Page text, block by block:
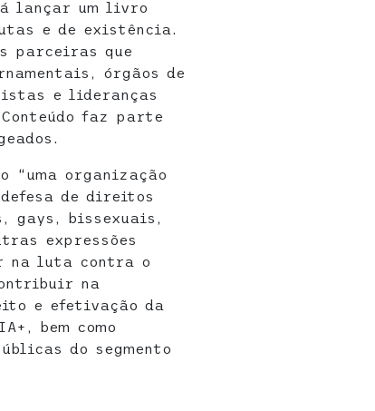
lançar um livro
e de existência.
parceiras que
órgãos de
e lideranças
faz parte
“uma organização
de direitos
gays, bissexuais,
expressões
na luta contra o
na
e efetivação da
bem como
do segmento